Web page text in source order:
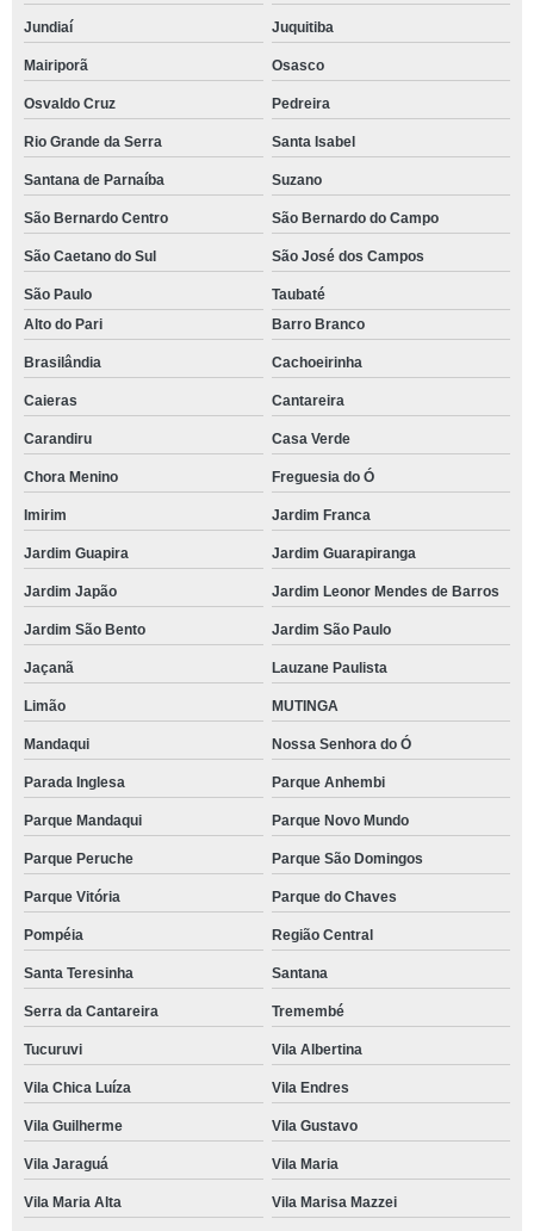
Jundiaí Juquitiba
Mairiporã Osasco
Osvaldo Cruz Pedreira
Rio Grande da Serra Santa Isabel
Santana de Parnaíba Suzano
São Bernardo Centro São Bernardo do Campo
São Caetano do Sul São José dos Campos
São Paulo
Taubaté
Alto do Pari
Barro Branco
Brasilândia Cachoeirinha
Caieras Cantareira
Carandiru Casa Verde
Chora Menino Freguesia do Ó
Imirim Jardim Franca
Jardim Guapira Jardim Guarapiranga
Jardim Japão Jardim Leonor Mendes de Barros
Jardim São Bento Jardim São Paulo
Jaçanã Lauzane Paulista
Limão MUTINGA
Mandaqui Nossa Senhora do Ó
Parada Inglesa Parque Anhembi
Parque Mandaqui Parque Novo Mundo
Parque Peruche Parque São Domingos
Parque Vitória Parque do Chaves
Pompéia Região Central
Santa Teresinha Santana
Serra da Cantareira Tremembé
Tucuruvi Vila Albertina
Vila Chica Luíza Vila Endres
Vila Guilherme Vila Gustavo
Vila Jaraguá Vila Maria
Vila Maria Alta Vila Marisa Mazzei